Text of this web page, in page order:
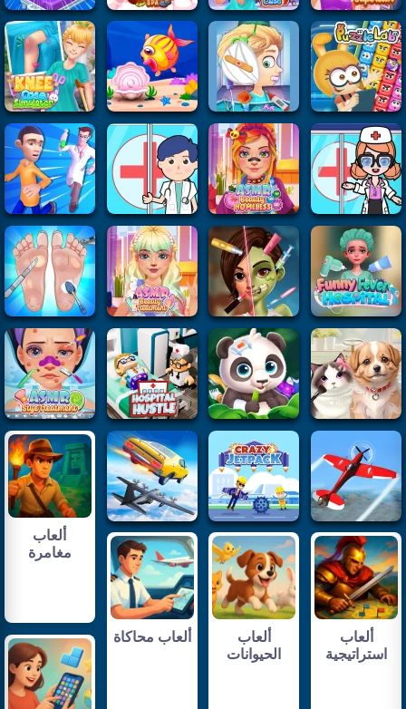
ألعاب
مغامرة
ألعاب
استراتيجية
ألعاب
الحيوانات
ألعاب محاكاة